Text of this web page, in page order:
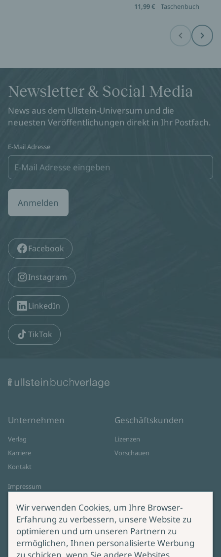
11,99 €
Taschenbuch
Before Next
Newsletter & Social Media
News aus dem Ullstein-Universum und die
neuesten Veröffentlichungen direkt in Ihr Postfach.
E-Mail Adresse
Anmelden
Facebook
Instagram
LinkedIn
TikTok
Unternehmen
Verlag
Karriere
Kontakt
Impressum
Cookie-Einstellungen
AGB Online Shop
Geschäftskunden
Lizenzen
Vorschauen
Service Produktsicherheit
Wir verwenden Cookies, um Ihre Browser-
Erfahrung zu verbessern, unsere Website zu
optimieren und um unseren Partnern zu
ermöglichen, Ihnen personalisierte Werbung